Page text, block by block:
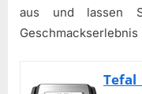
aus und lassen
Geschmackserlebnis